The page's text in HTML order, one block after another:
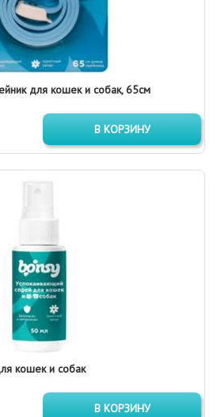
для кошек и собак, 65см
В КОРЗИНУ
кошек и собак
В КОРЗИНУ